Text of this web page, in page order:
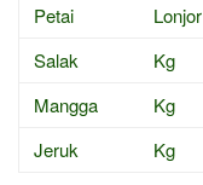
Petai
Lonjor
Salak
Kg
Mangga
Kg
Jeruk
Kg